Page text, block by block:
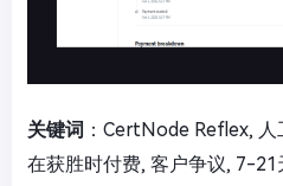
关键词 ：CertNode Reflex,
在获胜时付费, 客户争议, 7-21